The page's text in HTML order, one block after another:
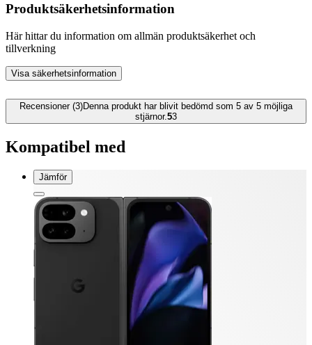
Produktsäkerhetsinformation
Här hittar du information om allmän produktsäkerhet och
tillverkning
Visa säkerhetsinformation
Recensioner (3)Denna produkt har blivit bedömd som 5 av 5 möjliga
stjärnor.53
Kompatibel med
Jämför